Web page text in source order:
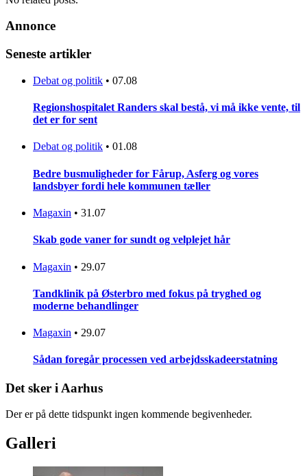
Annonce
Seneste artikler
Debat og politik • 07.08
Regionshospitalet Randers skal bestå, vi må ikke vente, til
det er for sent
Debat og politik • 01.08
Bedre busmuligheder for Fårup, Asferg og vores
landsbyer fordi hele kommunen tæller
Magaxin • 31.07
Skab gode vaner for sundt og velplejet hår
Magaxin • 29.07
Tandklinik på Østerbro med fokus på tryghed og
moderne behandlinger
Magaxin • 29.07
Sådan foregår processen ved arbejdsskadeerstatning
Det sker i Aarhus
Der er på dette tidspunkt ingen kommende begivenheder.
Galleri